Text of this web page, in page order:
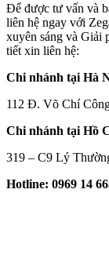
Để được tư vấn và
liên hệ ngay với
xuyên sáng và Giải
tiết xin liên hệ:
Chi nhánh tại Hà
112 Đ. Võ Chí
Chi nhánh tại Hồ
319 – C9 Lý
Hotline: 0969 14